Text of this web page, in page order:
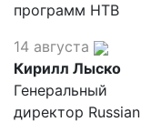
программ НТВ
14 августа
Кирилл Лыско
Генеральный
директор Russian